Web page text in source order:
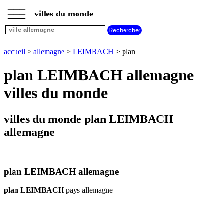
accueil
villes
allemagne
LEIMBACH
LEIMBACH
___
___ villes du monde
accueil > allemagne > LEIMBACH > plan
plan LEIMBACH allemagne
villes du monde
villes du monde plan LEIMBACH
allemagne
plan LEIMBACH allemagne
plan LEIMBACHpays allemagne